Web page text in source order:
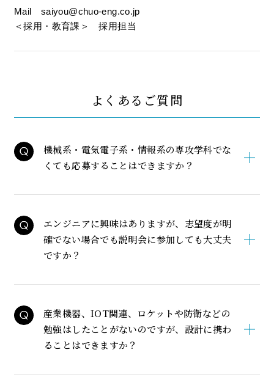
Mail saiyou@chuo-eng.co.jp
＜採用・教育課＞ 採用担当
よくあるご質問
機械系・電気電子系・情報系の専攻学科でな
くても応募することはできますか？
エンジニアに興味はありますが、志望度が明
確でない場合でも説明会に参加しても大丈夫
ですか？
産業機器、IOT関連、ロケットや防衛などの
勉強はしたことがないのですが、設計に携わ
ることはできますか？